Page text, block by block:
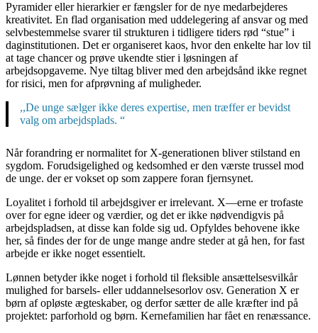
Pyramider eller hierarkier er fængsler for de nye medarbejderes
kreativitet. En flad organisation med uddelegering af ansvar og med
selvbestemmelse svarer til strukturen i tidligere tiders rød “stue” i
daginstitutionen. Det er organiseret kaos, hvor den enkelte har lov til
at tage chancer og prøve ukendte stier i løsningen af
arbejdsopgaveme. Nye tiltag bliver med den arbejdsånd ikke regnet
for risici, men for afprøvning af muligheder.
,,De unge sælger ikke deres expertise, men træffer er bevidst
valg om arbejdsplads. “
Når forandring er normalitet for X-generationen bliver stilstand en
sygdom. Forudsigelighed og kedsomhed er den værste trussel mod
de unge. der er vokset op som zappere foran fjernsynet.
Loyalitet i forhold til arbejdsgiver er irrelevant. X—erne er trofaste
over for egne ideer og værdier, og det er ikke nødvendigvis på
arbejdspladsen, at disse kan folde sig ud. Opfyldes behovene ikke
her, så findes der for de unge mange andre steder at gå hen, for fast
arbejde er ikke noget essentielt.
Lønnen betyder ikke noget i forhold til fleksible ansættelsesvilkår
mulighed for barsels- eller uddannelsesorlov osv. Generation X er
børn af opløste ægteskaber, og derfor sætter de alle kræfter ind på
projektet: parforhold og børn. Kernefamilien har fået en renæssance.